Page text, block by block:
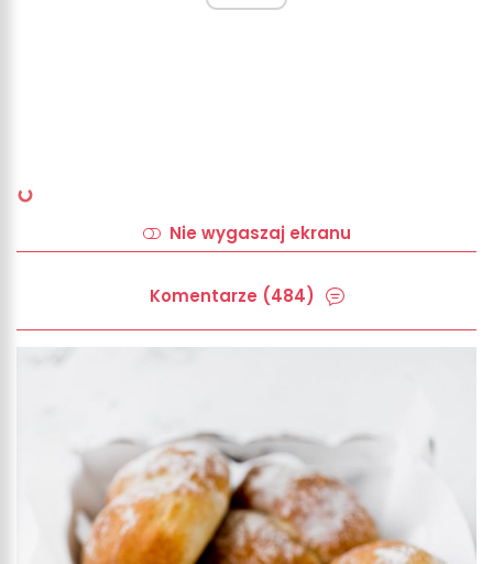
Nie wygaszaj ekranu
Komentarze (484)